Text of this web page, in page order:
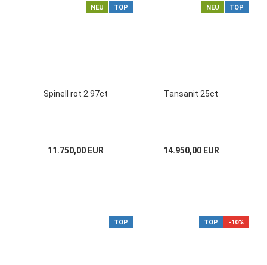
NEU TOP
Spinell rot 2.97ct
11.750,00 EUR
NEU TOP
Tansanit 25ct
14.950,00 EUR
TOP TOP -10%